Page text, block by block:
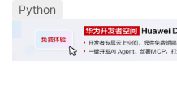
Python